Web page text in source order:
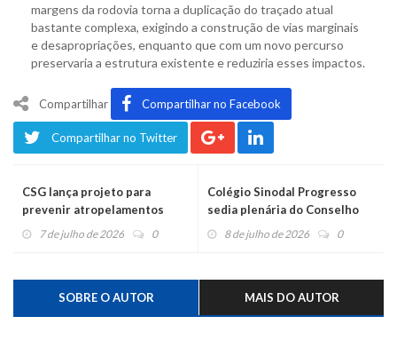
margens da rodovia torna a duplicação do traçado atual
bastante complexa, exigindo a construção de vias marginais
e desapropriações, enquanto que com um novo percurso
preservaria a estrutura existente e reduziria esses impactos.
Compartilhar Compartilhar no Facebook
Compartilhar no Twitter
CSG lança projeto para
prevenir atropelamentos
durante o inverno nas
7 de julho de 2026 0
Colégio Sinodal Progresso
sedia plenária do Conselho
Estadual de Educação
8 de julho de 2026 0
SOBRE O AUTOR MAIS DO AUTOR